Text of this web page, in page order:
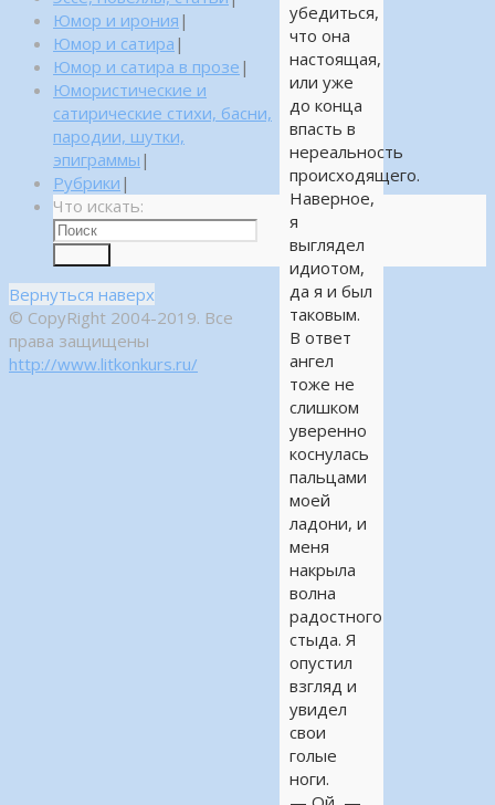
убедиться,
что она
настоящая,
или уже
до конца
впасть в
нереальность
происходящего.
Наверное,
я
выглядел
идиотом,
да я и был
таковым.
В ответ
ангел
тоже не
слишком
уверенно
коснулась
пальцами
моей
ладони, и
меня
накрыла
волна
радостного
стыда. Я
опустил
взгляд и
увидел
свои
голые
ноги.
Юмор и ирония |
Юмор и сатира |
Юмор и сатира в прозе |
Юмористические и
сатирические стихи, басни,
пародии, шутки,
эпиграммы |
Рубрики |
Что искать:
Вернуться наверх
© CopyRight 2004-2019. Все
права защищены
http://www.litkonkurs.ru/